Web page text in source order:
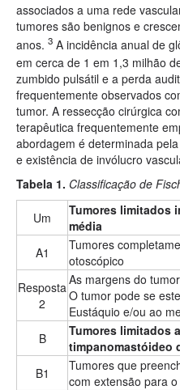
associados a uma rede
tumores são benignos e
anos. 3 A incidência anual de
em cerca de 1 em 1,3 milhão
zumbido pulsátil e a perda
frequentemente observados
tumor. A ressecção cirúrgica
terapêutica frequentemente
abordagem é determinada
e existência de invólucro
Tabela 1. Classificação de
Um
Tumores limitados
média
A1
Tumores
otoscópico
Resposta
2
As margens do
O tumor pode se
Eustáquio e/ou ao
B
Tumores limitados
timpanomastóideo
B1
Tumores que
com extensão para